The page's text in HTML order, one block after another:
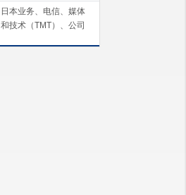
日本业务、电信、媒体
和技术（TMT）、公司